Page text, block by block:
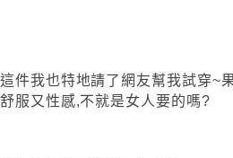
這件我也特地請了網友幫我試穿~
舒服又性感,不就是女人要的嗎?